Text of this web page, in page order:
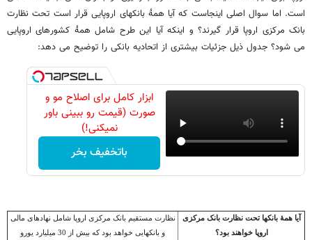
است. اما سوال اصلی اینجاست که آیا همۀ بانکهای اروپایی قرار است تحت نظارت
بانک مرکزی اروپا قرار گیرند؟ و اینکه آیا این طرح شامل همۀ کشورهای اروپایی
می شود؟ جدول ذیل جزئیات بیشتری از اتحادیه بانکی را توضیح می دهد:
ابزار کامل برای اصلاح مو و
صورت (قیمت رو ببینی باور
نمیکنی!)
باتخفیف بخر
آیا همۀ بانکها تحت نظارت بانک مرکزی
اروپا خواهند بود؟
نظارت مستقیم بانک مرکزی اروپا شامل نهادهای مالی
و بانکهایی خواهد بود که بیش از 30 میلیارد یورو